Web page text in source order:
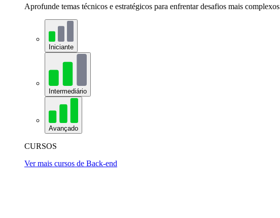
Aprofunde temas técnicos e estratégicos para enfrentar desafios mais
Iniciante
Intermediário
Avançado
CURSOS
Ver mais cursos de Back-end